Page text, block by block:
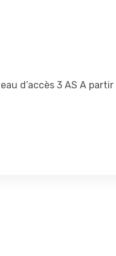
d’accès 3 AS A partir